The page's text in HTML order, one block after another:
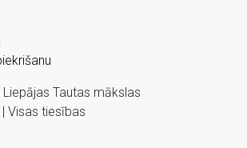
Tautas mākslas
Visas tiesības